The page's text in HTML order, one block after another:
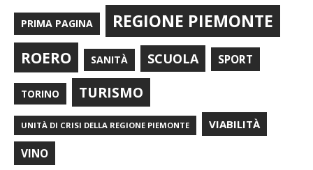
PRIMA PAGINA REGIONE PIEMONTE
ROERO SANITÀ SCUOLA SPORT
TORINO TURISMO
UNITÀ DI CRISI DELLA REGIONE PIEMONTE VIABILITÀ
VINO